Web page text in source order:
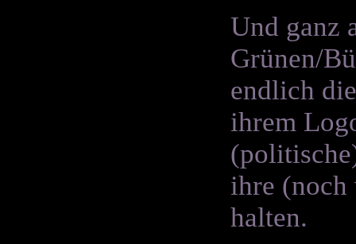
Und ganz
Grünen/
endlich
ihrem
ihre (noch
halten.